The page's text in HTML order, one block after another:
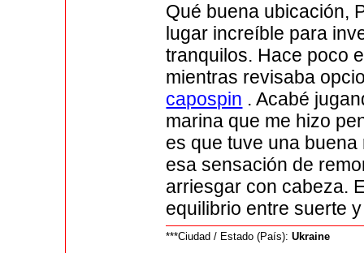
Qué buena ubicación,
lugar increíble para
tranquilos. Hace poco
mientras revisaba
capospin . Acabé
marina que me hizo
es que tuve una
esa sensación de
arriesgar con cabeza.
equilibrio entre suerte
***Ciudad / Estado (País):Ukraine